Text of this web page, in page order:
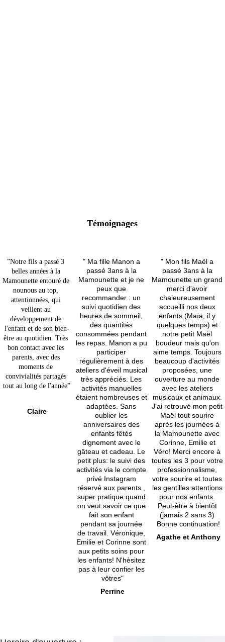
”Notre fils a passé 3
belles années à la
Mamounette entouré de
nounous au top,
attentionnées, qui
veillent au
développement de
l'enfant et de son bien-
être au quotidien. Très
bon contact avec les
parents, avec des
moments de
convivialités partagés
tout au long de l'année”
Claire
Témoignages
" Ma fille Manon a
passé 3ans à la
Mamounette et je ne
peux que
recommander : un
suivi quotidien des
heures de sommeil,
des quantités
consommées pendant
les repas. Manon a pu
participer
régulièrement à des
ateliers d'éveil musical
très appréciés. Les
activités manuelles
étaient nombreuses et
adaptées. Sans
oublier les
anniversaires des
enfants fêtés
dignement avec le
gâteau et cadeau. Le
petit plus: le suivi des
activités via le compte
privé Instagram
réservé aux parents ,
super pratique quand
on veut savoir ce que
fait son enfant
pendant sa journée
de travail. Véronique,
Emilie et Corinne sont
aux petits soins pour
les enfants! N'hèsitez
pas à leur confier les
vôtres"
Perrine
" Mon fils Maël a
passé 3ans à la
Mamounette un grand
merci d'avoir
chaleureusement
accueilli nos deux
enfants (Maïa, il y
quelques temps) et
notre petit Maël
boudeur mais qu'on
aime temps. Toujours
beaucoup d'activités
proposées, une
ouverture au monde
avec les ateliers
musicaux et animaux.
J'ai retrouvé mon petit
Maël tout sourire
après les journées à
la Mamounette avec
Corinne, Emilie et
Véro! Merci encore à
toutes les 3 pour votre
professionnalisme,
votre sourire et toutes
les gentilles attentions
pour nos enfants.
Peut-être à bientôt
(jamais 2 sans 3)
Bonne continuation!
Agathe et Anthony